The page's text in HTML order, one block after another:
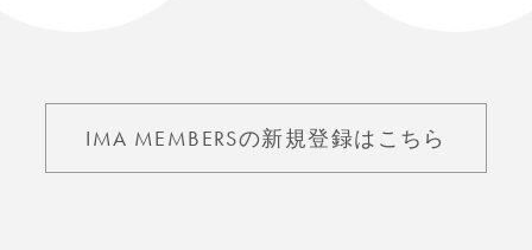
IMA MEMBERSの新規登録はこちら